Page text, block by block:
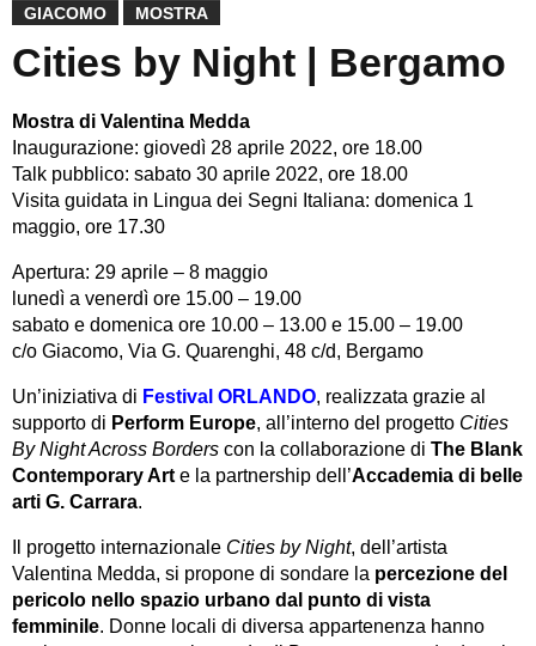
GIACOMO MOSTRA
Cities by Night | Bergamo
Mostra di Valentina Medda
Inaugurazione: giovedì 28 aprile 2022, ore 18.00
Talk pubblico: sabato 30 aprile 2022, ore 18.00
Visita guidata in Lingua dei Segni Italiana: domenica 1
maggio, ore 17.30
Apertura: 29 aprile – 8 maggio
lunedì a venerdì ore 15.00 – 19.00
sabato e domenica ore 10.00 – 13.00 e 15.00 – 19.00
c/o Giacomo, Via G. Quarenghi, 48 c/d, Bergamo
Un’iniziativa di Festival ORLANDO, realizzata grazie al
supporto di Perform Europe, all’interno del progetto Cities
By Night Across Borders con la collaborazione di The Blank
Contemporary Art e la partnership dell’Accademia di belle
arti G. Carrara.
Il progetto internazionale Cities by Night, dell’artista
Valentina Medda, si propone di sondare la percezione del
pericolo nello spazio urbano dal punto di vista
femminile. Donne locali di diversa appartenenza hanno